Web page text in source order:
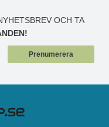
OCH TA
Prenumerera